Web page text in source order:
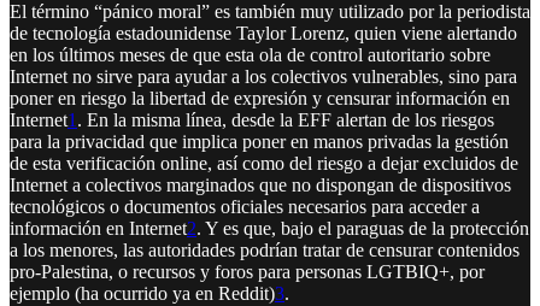
El término “pánico moral” es también muy utilizado por la periodista
de tecnología estadounidense Taylor Lorenz, quien viene alertando
en los últimos meses de que esta ola de control autoritario sobre
Internet no sirve para ayudar a los colectivos vulnerables, sino para
poner en riesgo la libertad de expresión y censurar información en
Internet1 . En la misma línea, desde la EFF alertan de los riesgos
para la privacidad que implica poner en manos privadas la gestión
de esta verificación online, así como del riesgo a dejar excluidos de
Internet a colectivos marginados que no dispongan de dispositivos
tecnológicos o documentos oficiales necesarios para acceder a
información en Internet2. Y es que, bajo el paraguas de la protección
a los menores, las autoridades podrían tratar de censurar contenidos
pro-Palestina, o recursos y foros para personas LGTBIQ+, por
ejemplo (ha ocurrido ya en Reddit)3.